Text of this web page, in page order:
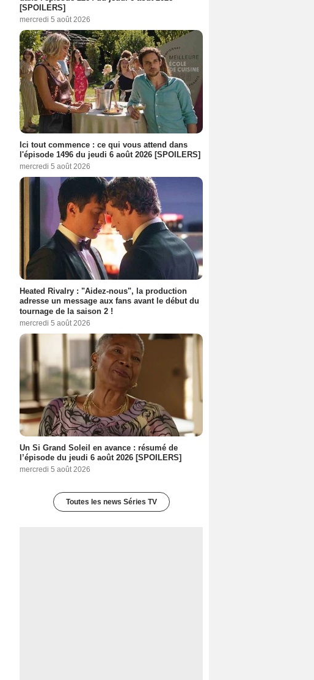
[SPOILERS]
mercredi 5 août 2026
Ici tout commence : ce qui vous attend dans
l'épisode 1496 du jeudi 6 août 2026 [SPOILERS]
mercredi 5 août 2026
Heated Rivalry : "Aidez-nous", la production
adresse un message aux fans avant le début du
tournage de la saison 2 !
mercredi 5 août 2026
Un Si Grand Soleil en avance : résumé de
l’épisode du jeudi 6 août 2026 [SPOILERS]
mercredi 5 août 2026
Toutes les news Séries TV